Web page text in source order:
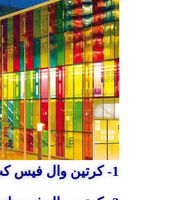
1- کرتین وال فیس کپ ( face cap )